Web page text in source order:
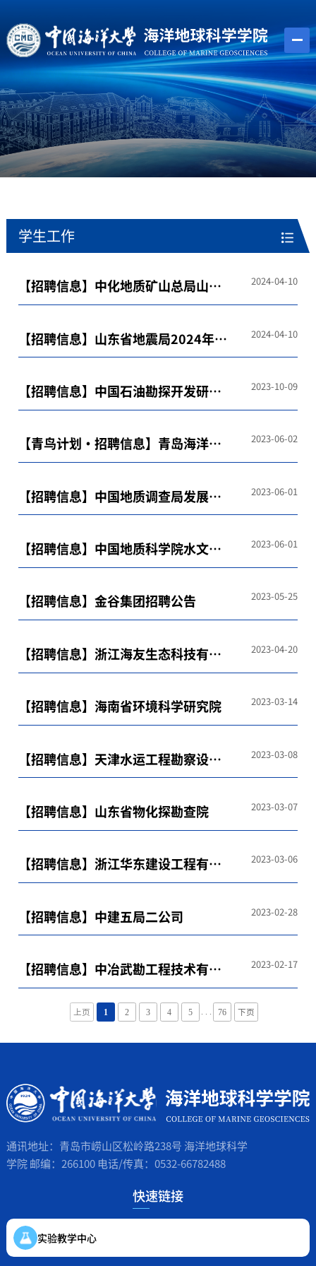
学生工作
【招聘信息】中化地质矿山总局山东
地质勘查院2024年高校物探类专业应
往届毕业生招聘公告
2024-04-10
【招聘信息】山东省地震局2024年度
事业单位补充招聘工作人员公告
2024-04-10
【招聘信息】中国石油勘探开发研究
院西北分院
2023-10-09
【青鸟计划·招聘信息】青岛海洋地
质研究所
2023-06-02
【招聘信息】中国地质调查局发展研
究中心
2023-06-01
【招聘信息】中国地质科学院水文地
质环境地质研究所
2023-06-01
【招聘信息】金谷集团招聘公告 2023-05-25
【招聘信息】浙江海友生态科技有限
公司
2023-04-20
【招聘信息】海南省环境科学研究院 2023-03-14
【招聘信息】天津水运工程勘察设计
院有限公司
2023-03-08
【招聘信息】山东省物化探勘查院 2023-03-07
【招聘信息】浙江华东建设工程有限
公司
2023-03-06
【招聘信息】中建五局二公司 2023-02-28
【招聘信息】中冶武勘工程技术有限
公司2023校园招聘
2023-02-17
上页 1 2 3 4 5 . . . 76 下页
通讯地址：青岛市崂山区松岭路238号 海洋地球科学
学院 邮编：266100 电话/传真：0532-66782488
快速链接
实验教学中心